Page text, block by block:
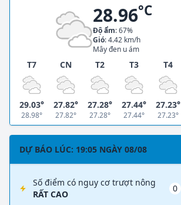
28.96°C
Độ ẩm: 67%
Gió: 4.42 km/h
Mây đen u ám
T7
29.03°
28.98°
CN
27.82°
27.82°
T2
27.28°
27.28°
T3
27.44°
27.44°
T4
27.23°
27.23°
DỰ BÁO LÚC: 19:05 NGÀY 08/08
Số điểm có nguy cơ trượt nông
RẤT CAO
0